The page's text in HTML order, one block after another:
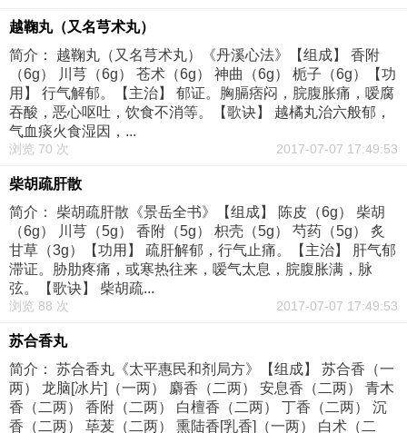
越鞠丸（又名芎术丸）
简介： 越鞠丸（又名芎术丸）《丹溪心法》【组成】 香附
（6g） 川芎（6g） 苍术（6g） 神曲（6g） 栀子（6g）【功
用】 行气解郁。【主治】 郁证。胸膈痞闷，脘腹胀痛，嗳腐
吞酸，恶心呕吐，饮食不消等。【歌诀】 越橘丸治六般郁，
气血痰火食湿因，...
浏览 70 次 2017-07-07 17:49:53
柴胡疏肝散
简介： 柴胡疏肝散《景岳全书》【组成】 陈皮（6g） 柴胡
（6g） 川芎（5g） 香附（5g） 枳壳（5g） 芍药（5g） 炙
甘草（3g）【功用】 疏肝解郁，行气止痛。【主治】 肝气郁
滞证。胁肋疼痛，或寒热往来，嗳气太息，脘腹胀满，脉
弦。【歌诀】 柴胡疏...
浏览 88 次 2017-07-07 17:49:53
苏合香丸
简介： 苏合香丸《太平惠民和剂局方》【组成】 苏合香（一
两） 龙脑[冰片]（一两） 麝香（二两） 安息香（二两） 青木
香（二两） 香附（二两） 白檀香（二两） 丁香（二两） 沉
香（二两） 荜茇（二两） 熏陆香[乳香]（一两） 白术（二